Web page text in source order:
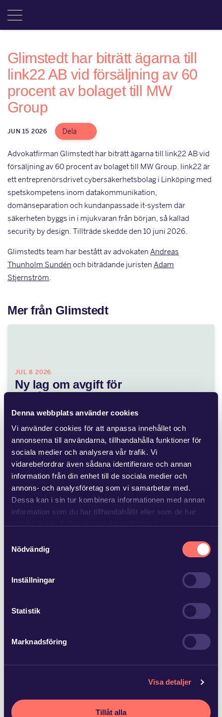
Denna webbplats använder cookies
Vi använder cookies för att anpassa innehållet och
annonserna till användarna, tillhandahålla funktioner för
sociala medier och analysera vår trafik. Vi
vidarebefordrar även sådana identifierare och annan
information från din enhet till de sociala medier och
annons- och analysföretag som vi samarbetar med.
Dessa kan i sin tur kombinera informationen med annan
information som du har tillhandahållit eller som de har
Läs mer ivår sekretesspolicy
om vilka vi är, hur du
Nödvändig
Inställningar
Statistik
Marknadsföring
Visa detaljer
Tillåt alla
Glimstedt har biträtt ägarna till
link22 AB vid försäljning av 60
procent av bolaget till MW
Group
JUN 15 2026 Dela
Advokatfirman Glimstedt har biträtt ägarna till link22 AB vid
försäljning av 60 procent av bolaget till MW Group. link22 är
ett entreprenörsdrivet cybersäkerhetsbolag i Linköping med
spetskompetens inom datakommunikation,
domänseparation och kundanpassade it-system där
säkerheten byggs in i mjukvaran från början, så kallad
security by design. Tillträde skedde den 10 juni 2026.
Glimstedts team har bestått av advokaten Andreas
Thunholm Sundén och biträdande juristen Adam
Stjernström.
Mer från Glimstedt
JUL 8 2026
Ny lag om avgift för
Flera fastighetsägare vidtar åtgärder för att förbättra
området kring fastigheten, vilket medför kostnader. Andra
fastighetsägare har kunnat dra nytta…
JUN 25 2026
Advokatfirman Glimstedt har biträtt
Norrköping AB vid försäljning av bolaget och dess
Ludvika Kommun Stadshus…
Fagersta kommun och Ludvika Kommun Stadshus AB har